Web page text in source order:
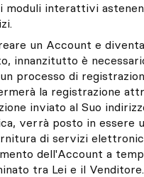
moduli interattivi
un Account e
innanzitutto è
processo di
la registrazione
inviato al Suo
verrà posto in essere
di servizi
dell'Account a
tra Lei e il Venditore.